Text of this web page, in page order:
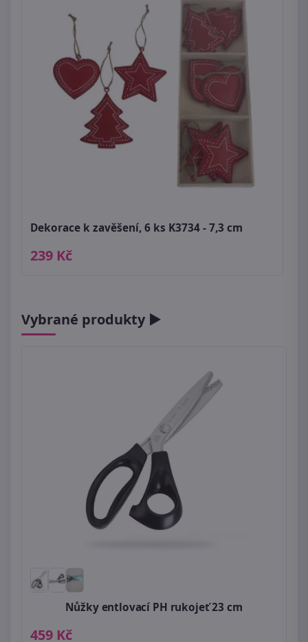
Dekorace k zavěšení, 6 ks K3734 - 7,3 cm
239 Kč
Vybrané produkty ►
Nůžky entlovací PH rukojeť 23 cm
459 Kč